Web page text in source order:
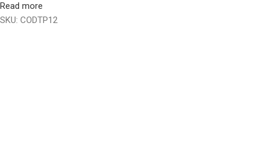
Read more
SKU: CODTP12